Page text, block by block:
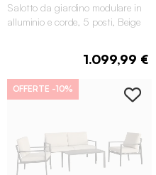
Salotto da giardino modulare in
alluminio e corde, 5 posti, Beige
1.099,99 €
OFFERTE -10%